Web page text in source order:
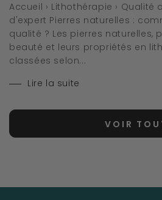
Accueil › Lithothérapie › Qualité
d'expert Pierres naturelles :
qualité ? Les pierres naturelles,
beauté et leurs propriétés en
classées selon...
Lire la suite
VOIR